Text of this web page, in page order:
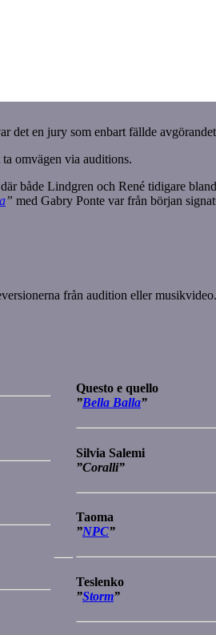
det en jury som enbart fällde
omvägen via auditions.
där både Lindgren och René tidigare
” med Gabry Ponte var från början
från audition eller
Questo e quello
”Bella Balla”
Silvia Salemi
”Coralli”
Taoma
”NPC”
Teslenko
”Storm”